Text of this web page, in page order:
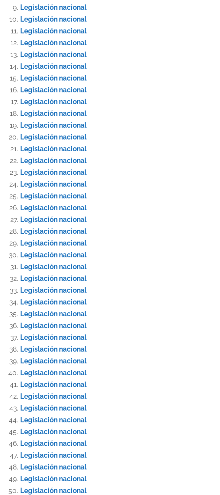
Legislación nacional
Legislación nacional
Legislación nacional
Legislación nacional
Legislación nacional
Legislación nacional
Legislación nacional
Legislación nacional
Legislación nacional
Legislación nacional
Legislación nacional
Legislación nacional
Legislación nacional
Legislación nacional
Legislación nacional
Legislación nacional
Legislación nacional
Legislación nacional
Legislación nacional
Legislación nacional
Legislación nacional
Legislación nacional
Legislación nacional
Legislación nacional
Legislación nacional
Legislación nacional
Legislación nacional
Legislación nacional
Legislación nacional
Legislación nacional
Legislación nacional
Legislación nacional
Legislación nacional
Legislación nacional
Legislación nacional
Legislación nacional
Legislación nacional
Legislación nacional
Legislación nacional
Legislación nacional
Legislación nacional
Legislación nacional